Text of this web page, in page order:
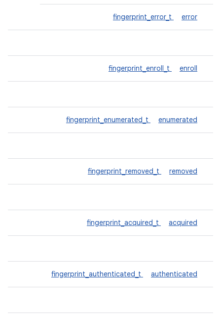
fingerprint_error_t error
fingerprint_enroll_t enroll
fingerprint_enumerated_t enumerated
fingerprint_removed_t removed
fingerprint_acquired_t acquired
fingerprint_authenticated_t authenticated